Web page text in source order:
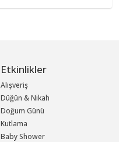
Etkinlikler
Alışveriş
Düğün & Nikah
Doğum Günü
Kutlama
Baby Shower